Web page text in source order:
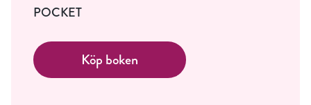
POCKET
Köp boken